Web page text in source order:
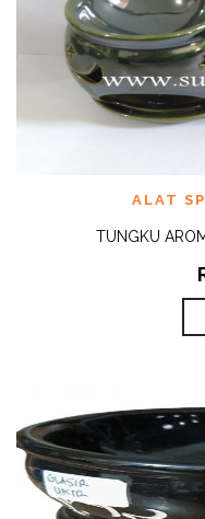
ALAT
TUNGKU